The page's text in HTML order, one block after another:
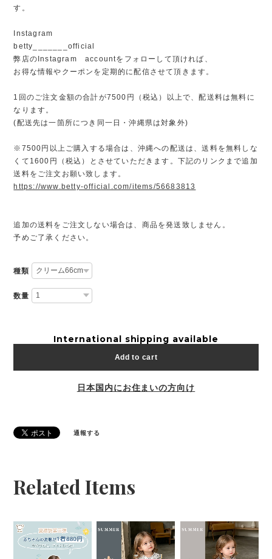
す。
Instagram
betty_______official
弊店のInstagram accountをフォローして頂ければ、
お得な情報やクーポンを定期的に配信させて頂きます。
1回のご注文金額の合計が7500円（税込）以上で、配送料は無料に
なります。
(配送先は一箇所につき同一日・沖縄県は対象外)
※7500円以上ご購入する場合は、沖縄への配送は、送料を無料しな
くて1600円（税込）とさせていただきます。下記のリンクまで追加
送料をご注文お願い致します。
https://www.betty-official.com/items/56683813
追加の送料をご注文しない場合は、商品を発送致しません。
予めご了承ください。
種類
数量
International shipping available
Add to cart
日本国内にお住まいの方向け
通報する
Related Items